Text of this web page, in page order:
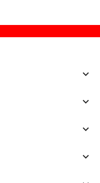
keyboard_arrow_down
keyboard_arrow_down
keyboard_arrow_down
keyboard_arrow_down